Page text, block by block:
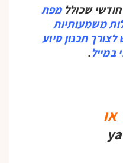
חודשי שכוללמפת
משמעותיות
תכנון סיוע
במייל.
או